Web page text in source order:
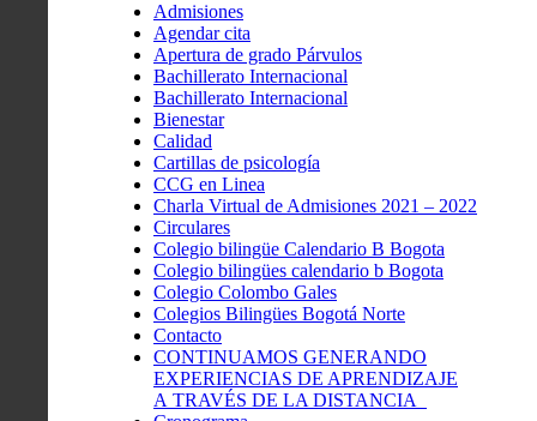
Admisiones
Agendar cita
Apertura de grado Párvulos
Bachillerato Internacional
Bachillerato Internacional
Bienestar
Calidad
Cartillas de psicología
CCG en Linea
Charla Virtual de Admisiones 2021 – 2022
Circulares
Colegio bilingüe Calendario B Bogota
Colegio bilingües calendario b Bogota
Colegio Colombo Gales
Colegios Bilingües Bogotá Norte
Contacto
CONTINUAMOS GENERANDO
EXPERIENCIAS DE APRENDIZAJE
A TRAVÉS DE LA DISTANCIA